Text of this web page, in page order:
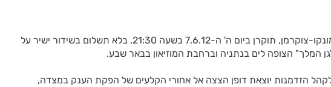
הפקת הענק של האופרה "כרמן", מאת ז'ורז' ביזה, בניצוחו של המאסטרו דניאל אורן ובבימויו של במאי האופרה ג'נקרלו דל מונקו-צוקרמן, תוקרן ביום ה' ה-7.6.12 בשעה 21:30, בלא תשלום בשידור ישיר על
המלך" הצופה לים בנתניה וברחבת המוזיאון בבאר שבע.
הזדמנות יוצאת דופן הצצה אל אחורי הקלעים של הפקת הענק במצדה,